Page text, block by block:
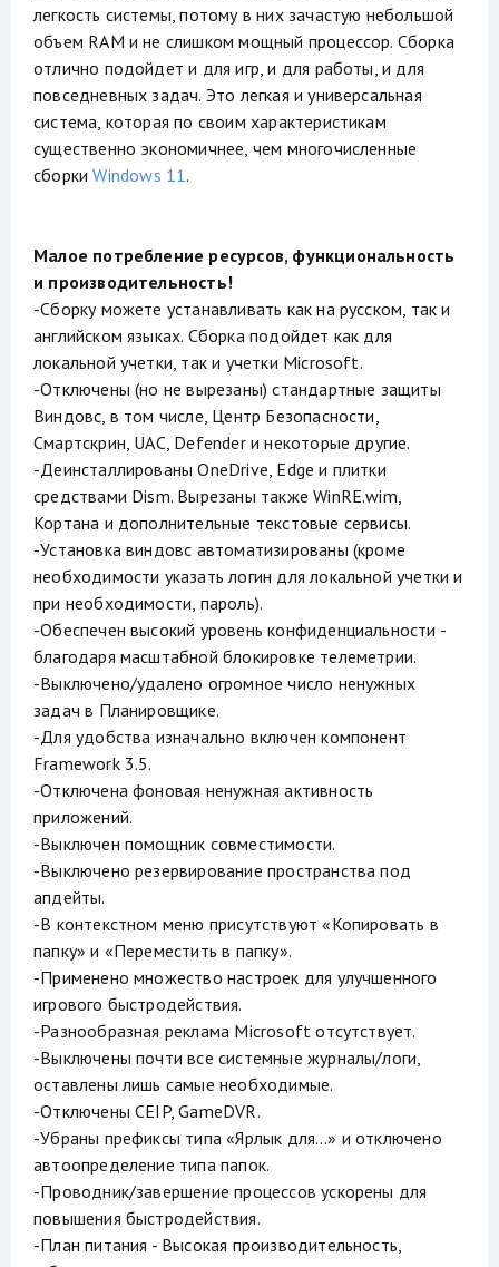
легкость системы, потому в них зачастую небольшой
объем RAM и не слишком мощный процессор. Сборка
отлично подойдет и для игр, и для работы, и для
повседневных задач. Это легкая и универсальная
система, которая по своим характеристикам
существенно экономичнее, чем многочисленные
сборкиWindows 11.
Малое потребление ресурсов, функциональность
и производительность!
-Сборку можете устанавливать как на русском, так и
английском языках. Сборка подойдет как для
локальной учетки, так и учетки Microsoft.
-Отключены (но не вырезаны) стандартные защиты
Виндовс, в том числе, Центр Безопасности,
Смартскрин, UAC, Defender и некоторые другие.
-Деинсталлированы OneDrive, Edge и плитки
средствами Dism. Вырезаны также WinRE.wim,
Кортана и дополнительные текстовые сервисы.
-Установка виндовс автоматизированы (кроме
необходимости указать логин для локальной учетки и
при необходимости, пароль).
-Обеспечен высокий уровень конфиденциальности -
благодаря масштабной блокировке телеметрии.
-Выключено/удалено огромное число ненужных
задач в Планировщике.
-Для удобства изначально включен компонент
Framework 3.5.
-Отключена фоновая ненужная активность
приложений.
-Выключен помощник совместимости.
-Выключено резервирование пространства под
апдейты.
-В контекстном меню присутствуют «Копировать в
папку» и «Переместить в папку».
-Применено множество настроек для улучшенного
игрового быстродействия.
-Разнообразная реклама Microsoft отсутствует.
-Выключены почти все системные журналы/логи,
оставлены лишь самые необходимые.
-Отключены CEIP, GameDVR.
-Убраны префиксы типа «Ярлык для…» и отключено
автоопределение типа папок.
-Проводник/завершение процессов ускорены для
повышения быстродействия.
-План питания - Высокая производительность,